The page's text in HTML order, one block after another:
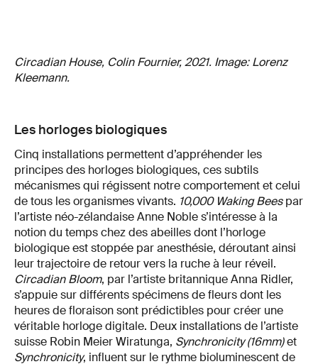
Circadian House, Colin Fournier, 2021. Image: Lorenz
Kleemann.
Les horloges biologiques
Cinq installations permettent d’appréhender les
principes des horloges biologiques, ces subtils
mécanismes qui régissent notre comportement et celui
de tous les organismes vivants. 10,000 Waking Beespar
l’artiste néo-zélandaise Anne Noble s’intéresse à la
notion du temps chez des abeilles dont l’horloge
biologique est stoppée par anesthésie, déroutant ainsi
leur trajectoire de retour vers la ruche à leur réveil.
Circadian Bloom, par l’artiste britannique Anna Ridler,
s’appuie sur différents spécimens de fleurs dont les
heures de floraison sont prédictibles pour créer une
véritable horloge digitale. Deux installations de l’artiste
suisse Robin Meier Wiratunga, Synchronicity (16mm)et
Synchronicity, influent sur le rythme bioluminescent de